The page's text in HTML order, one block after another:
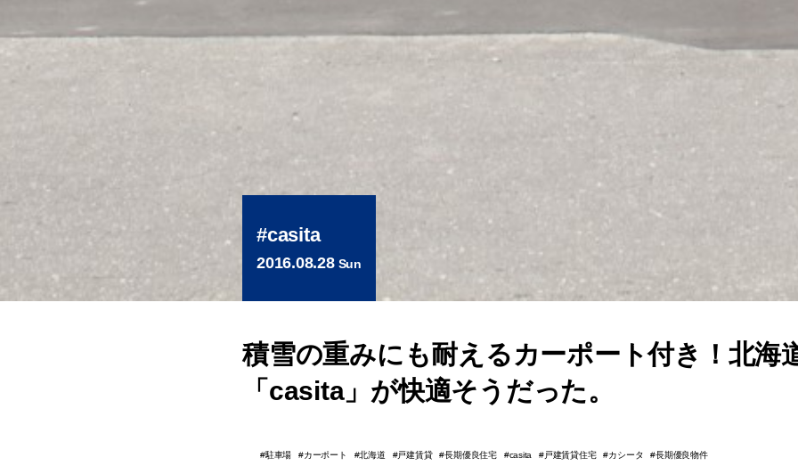
casita
2016.08.28 Sun
積雪の重みにも耐えるカーポート付き！北海
「casita」が快適そうだった。
駐車場 カーポート 北海道 戸建賃貸 長期優良住宅 casita 戸建賃貸住宅 カシータ 長期優良物件